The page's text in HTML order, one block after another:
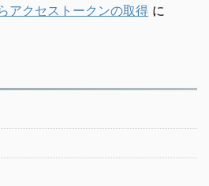
クセストークンの取得 に